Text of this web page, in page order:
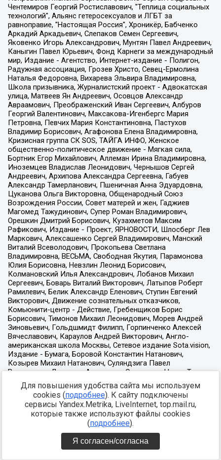
Для повышения удобства сайта мы используем
cookies (подробнее). К сайту подключены
сервисы Yandex.Metrika, LiveInternet, top.mail.ru,
которые также используют файлы cookies
(подробнее).
Я согласен/согласна